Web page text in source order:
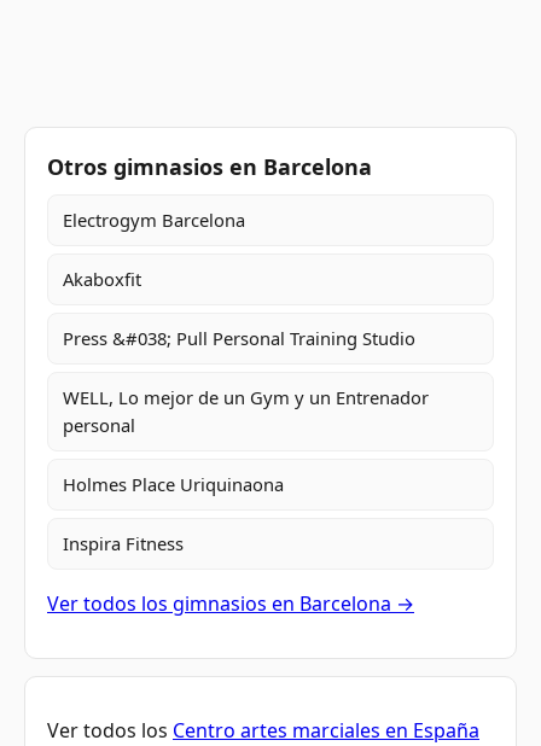
Otros gimnasios en Barcelona
Electrogym Barcelona
Akaboxfit
Press &#038; Pull Personal Training Studio
WELL, Lo mejor de un Gym y un Entrenador
personal
Holmes Place Uriquinaona
Inspira Fitness
Ver todos los gimnasios en Barcelona →
Ver todos los Centro artes marciales en España